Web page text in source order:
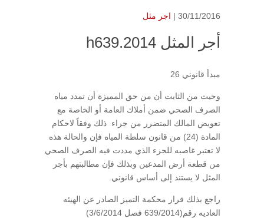
30/11/2016 | اجر مثل
أجر المثل h639.2014
مبدأ قانوني 26
وحيث من الثابت أن من حق المميزة أن تمدد مياه
الصرف الصحي ضمن أملاك العامة أو الخاصة مع
تعويض المالك المتضرر من جراء ذلك وفقاً لاحكام
المادة (24) من قانون سلطة المياه فإن والحالة هذه
لا تعتبر غاصبه للجزء الذي مددت فيه الصرف الصحي
من قطعة أرض المدعين وبذلك فإن مطالبتهم بأجر
المثل لا يستند إلى أساس قانوني.
راجع بذلك قرار محكمة التميز الصادر عن الهيئه
العاديه رقم(639/2014 فصل 3/6/2014)